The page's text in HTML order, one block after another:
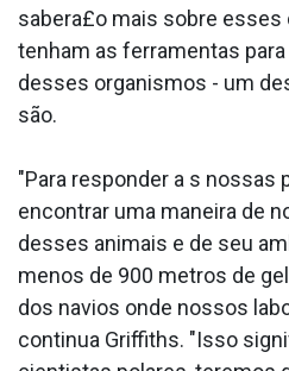
sabera£o mais sobre
tenham as ferramentas
desses organismos - um
são.
"Para responder a s nossas
encontrar uma maneira de
desses animais e de seu
menos de 900 metros de
dos navios onde nossos
continua Griffiths. "Isso